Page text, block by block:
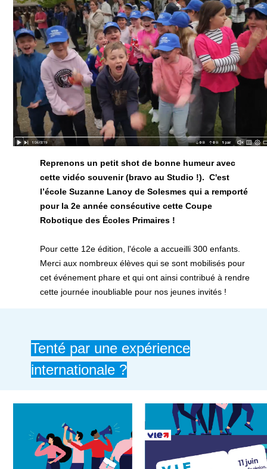
Reprenons un petit shot de bonne humeur avec
cette vidéo souvenir (bravo au Studio !). C'est
l’école Suzanne Lanoy de Solesmes qui a remporté
pour la 2e année consécutive cette Coupe
Robotique des Écoles Primaires !
Pour cette 12e édition, l'école a accueilli 300 enfants.
Merci aux nombreux élèves qui se sont mobilisés pour
cet événement phare et qui ont ainsi contribué à rendre
cette journée inoubliable pour nos jeunes invités !
Tenté par une expérience
internationale ?